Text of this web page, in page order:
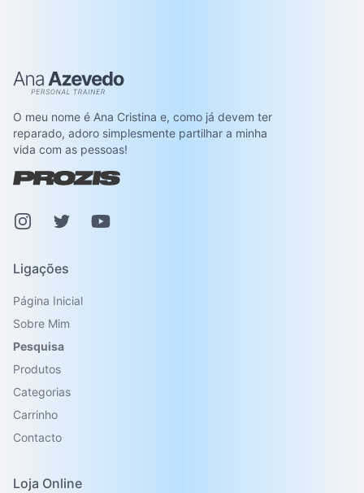
Ana Azevedo
O meu nome é Ana Cristina e, como já devem ter
reparado, adoro simplesmente partilhar a minha
vida com as pessoas!
InstagramPinterestYoutube
Ligações
Página Inicial
Sobre Mim
Pesquisa
Produtos
Categorias
Carrinho
Contacto
Loja Online